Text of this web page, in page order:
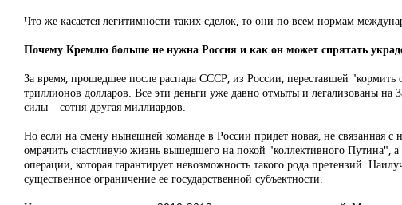
Что же касается легитимности таких сделок, то они по всем нормам
Почему Кремлю больше не нужна Россия и как он может спрятать
За время, прошедшее после распада СССР, из России, переставшей
триллионов долларов. Все эти деньги уже давно отмыты и легализованы на
силы – сотня-другая миллиардов.
Но если на смену нынешней команде в России придет новая, не связанная с
омрачить счастливую жизнь вышедшего на покой "коллективного Путина",
операции, которая гарантирует невозможность такого рода претензий.
существенное ограничение ее государственной субъектности.